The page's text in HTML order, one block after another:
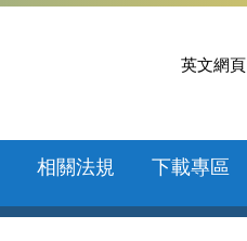
英文網頁
相關法規 下載專區